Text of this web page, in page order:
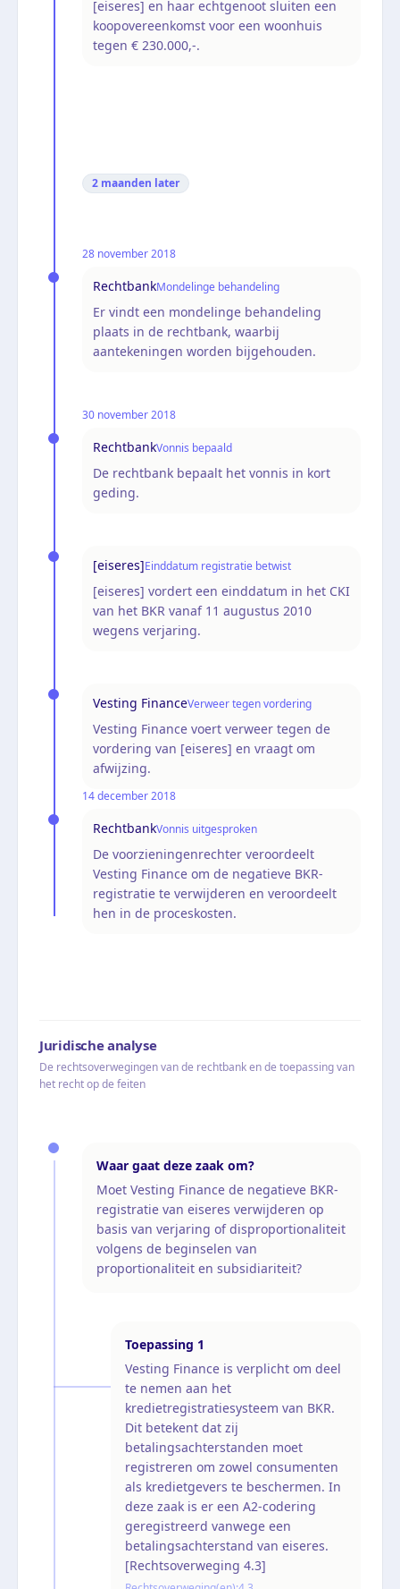
[eiseres] en haar echtgenoot sluiten een
koopovereenkomst voor een woonhuis
tegen € 230.000,-.
2 maanden later
28 november 2018
RechtbankMondelinge behandeling
Er vindt een mondelinge behandeling
plaats in de rechtbank, waarbij
aantekeningen worden bijgehouden.
30 november 2018
RechtbankVonnis bepaald
De rechtbank bepaalt het vonnis in kort
geding.
[eiseres]Einddatum registratie betwist
[eiseres] vordert een einddatum in het CKI
van het BKR vanaf 11 augustus 2010
wegens verjaring.
Vesting FinanceVerweer tegen vordering
Vesting Finance voert verweer tegen de
vordering van [eiseres] en vraagt om
afwijzing.
14 december 2018
RechtbankVonnis uitgesproken
De voorzieningenrechter veroordeelt
Vesting Finance om de negatieve BKR-
registratie te verwijderen en veroordeelt
hen in de proceskosten.
Juridische analyse
De rechtsoverwegingen van de rechtbank en de toepassing van
het recht op de feiten
Waar gaat deze zaak om?
Moet Vesting Finance de negatieve BKR-
registratie van eiseres verwijderen op
basis van verjaring of disproportionaliteit
volgens de beginselen van
proportionaliteit en subsidiariteit?
Toepassing 1
Vesting Finance is verplicht om deel
te nemen aan het
kredietregistratiesysteem van BKR.
Dit betekent dat zij
betalingsachterstanden moet
registreren om zowel consumenten
als kredietgevers te beschermen. In
deze zaak is er een A2-codering
geregistreerd vanwege een
betalingsachterstand van eiseres.
[Rechtsoverweging 4.3]